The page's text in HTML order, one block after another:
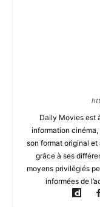
Daily Movies est
information
son format original
grâce à ses
moyens privilégiés
informées de